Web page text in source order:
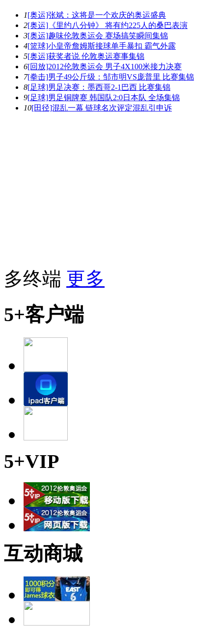
1[奥运]张斌：这将是一个欢庆的奥运盛典
2[奥运]《里约八分钟》 将有约225人的桑巴表演
3[奥运]趣味伦敦奥运会 赛场搞笑瞬间集锦
4[篮球]小皇帝詹姆斯接球单手暴扣 霸气外露
5[奥运]获奖者说 伦敦奥运赛事集锦
6[回放]2012伦敦奥运会 男子4X100米接力决赛
7[拳击]男子49公斤级：邹市明VS庞普里 比赛集锦
8[足球]男足决赛：墨西哥2-1巴西 比赛集锦
9[足球]男足铜牌赛 韩国队2:0日本队 全场集锦
10[田径]混乱一幕 链球名次评定混乱引申诉
多终端 更多
5+客户端
5+VIP
互动商城